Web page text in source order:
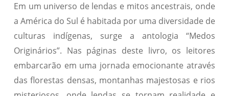
Em um universo de lendas e mitos ancestrais, onde
a América do Sul é habitada por uma diversidade de
culturas indígenas, surge a antologia “Medos
Originários”. Nas páginas deste livro, os leitores
embarcarão em uma jornada emocionante através
das florestas densas, montanhas majestosas e rios